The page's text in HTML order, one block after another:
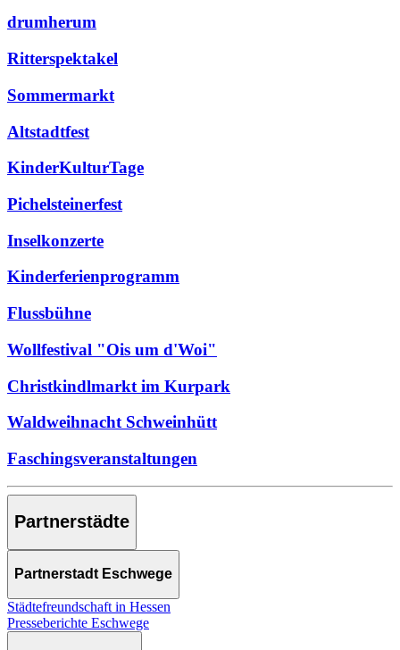
drumherum
Ritterspektakel
Sommermarkt
Altstadtfest
KinderKulturTage
Pichelsteinerfest
Inselkonzerte
Kinderferienprogramm
Flussbühne
Wollfestival "Ois um d'Woi"
Christkindlmarkt im Kurpark
Waldweihnacht Schweinhütt
Faschingsveranstaltungen
Partnerstädte
Partnerstadt Eschwege
Städtefreundschaft in Hessen
Presseberichte Eschwege